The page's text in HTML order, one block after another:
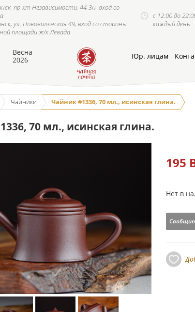
пр-кт Независимости, 44-3н, вход со
ул. Нововиленская 49, вход со стороны
площади ж/к Левада
с 12:00 до
каждый день
Весна
2026
Юр. лицам
Чайники Чайник #1336, 70 мл., исинская глина.
70 мл., исинская глина.
195
Нет в